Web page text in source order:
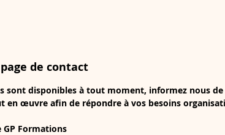
de contact
sont disponibles à tout moment, informez nous
œuvre afin de répondre à vos besoins
GP Formations